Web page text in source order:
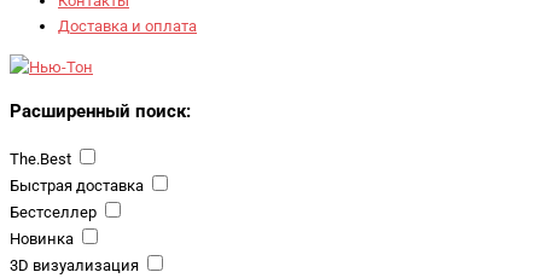
Доставка и оплата
Расширенный поиск:
The.Best
Быстрая доставка
Бестселлер
Новинка
3D визуализация